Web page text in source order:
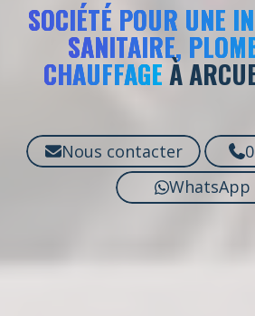
SOCIÉTÉ POUR UNE
SANITAIRE,
CHAUFFAGEÀ
Nous contacter
WhatsApp